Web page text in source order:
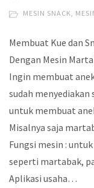
MESIN SNACK,
Membuat Kue dan
Dengan Mesin
Ingin membuat
sudah menyediakan
untuk membuat
Misalnya saja
Fungsi mesin :
seperti martabak,
Aplikasi usaha…